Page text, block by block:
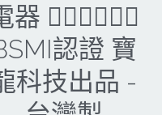
器 🐕‍🦺🐕‍🦺🐕‍🦺
認證 寶
科技出品 -